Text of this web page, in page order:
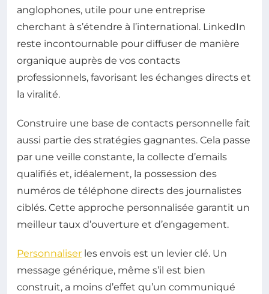
anglophones, utile pour une entreprise
cherchant à s’étendre à l’international. LinkedIn
reste incontournable pour diffuser de manière
organique auprès de vos contacts
professionnels, favorisant les échanges directs et
la viralité.
Construire une base de contacts personnelle fait
aussi partie des stratégies gagnantes. Cela passe
par une veille constante, la collecte d’emails
qualifiés et, idéalement, la possession des
numéros de téléphone directs des journalistes
ciblés. Cette approche personnalisée garantit un
meilleur taux d’ouverture et d’engagement.
Personnaliser les envois est un levier clé. Un
message générique, même s’il est bien
construit, a moins d’effet qu’un communiqué